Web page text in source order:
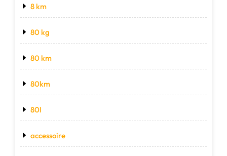
8 km
80 kg
80 km
80km
80l
accessoire